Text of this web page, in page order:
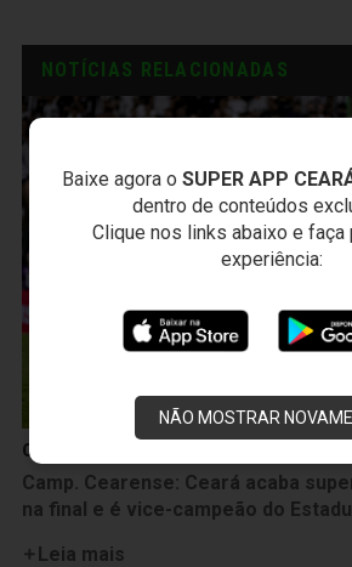
Baixe agora o SUPER APP
dentro de conteúdos
Clique nos links abaixo e
experiência:
NÃO MOSTRAR
NOTÍCIAS RELACIONADAS
Campeonato Cearense
Camp. Cearense: Ceará acaba
na final e é vice-campeão do
Leia mais